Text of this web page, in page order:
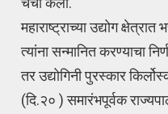
महाराष्ट्राच्या उद्योग
त्यांना सन्मानित करण्याचा
तर उद्योगिनी पुरस्कार
(दि.२० ) समारंभपूर्वक